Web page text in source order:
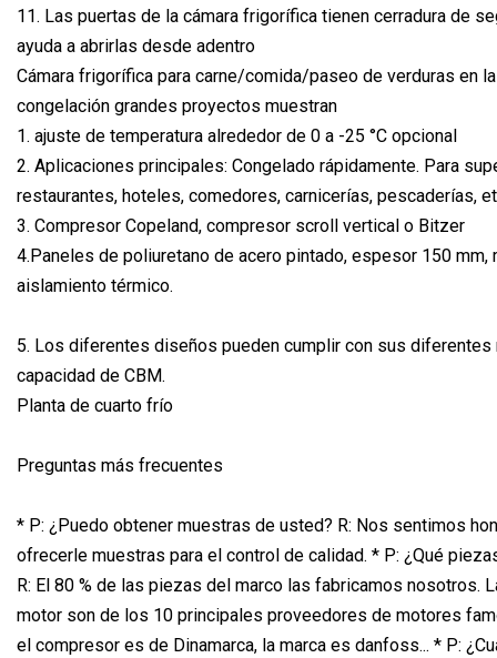
11. Las puertas de la cámara frigorífica tienen cerradura de
ayuda a abrirlas desde adentro
Cámara frigorífica para carne/comida/paseo de verduras en
congelación grandes proyectos muestran
1. ajuste de temperatura alrededor de 0 a -25 °C opcional
2. Aplicaciones principales: Congelado rápidamente. Para
restaurantes, hoteles, comedores, carnicerías, pescaderías,
3. Compresor Copeland, compresor scroll vertical o Bitzer
4.Paneles de poliuretano de acero pintado, espesor 150 mm,
aislamiento térmico.
5. Los diferentes diseños pueden cumplir con sus
capacidad de CBM.
Planta de cuarto frío
Preguntas más frecuentes
* P: ¿Puedo obtener muestras de usted? R: Nos sentimos
ofrecerle muestras para el control de calidad. * P: ¿Qué
R: El 80 % de las piezas del marco las fabricamos nosotros.
motor son de los 10 principales proveedores de motores
el compresor es de Dinamarca, la marca es danfoss... * P: